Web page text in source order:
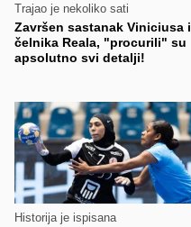
Trajao je nekoliko sati
Završen sastanak Viniciusa i
čelnika Reala, "procurili" su
apsolutno svi detalji!
Historija je ispisana